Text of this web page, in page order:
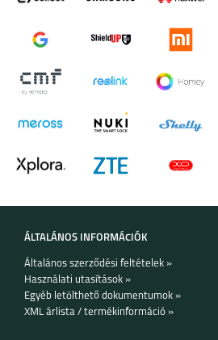
SAMSUNG GALAXY
A13 5G
SAMSUNG GALAXY
A13 4G
ÁLTALÁNOS INFORMÁCIÓK
Általános szerződési feltételek »
Használati utasítások »
Egyéb letölthető dokumentumok »
XML árlista / termékinformáció »